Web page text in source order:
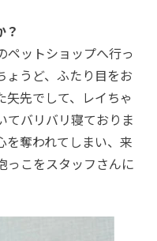
ペットショップへ行っ
ょうど、ふたり目をお
先でして、レイちゃ
てバリバリ寝ておりま
を奪われてしまい、来
っこをスタッフさんに